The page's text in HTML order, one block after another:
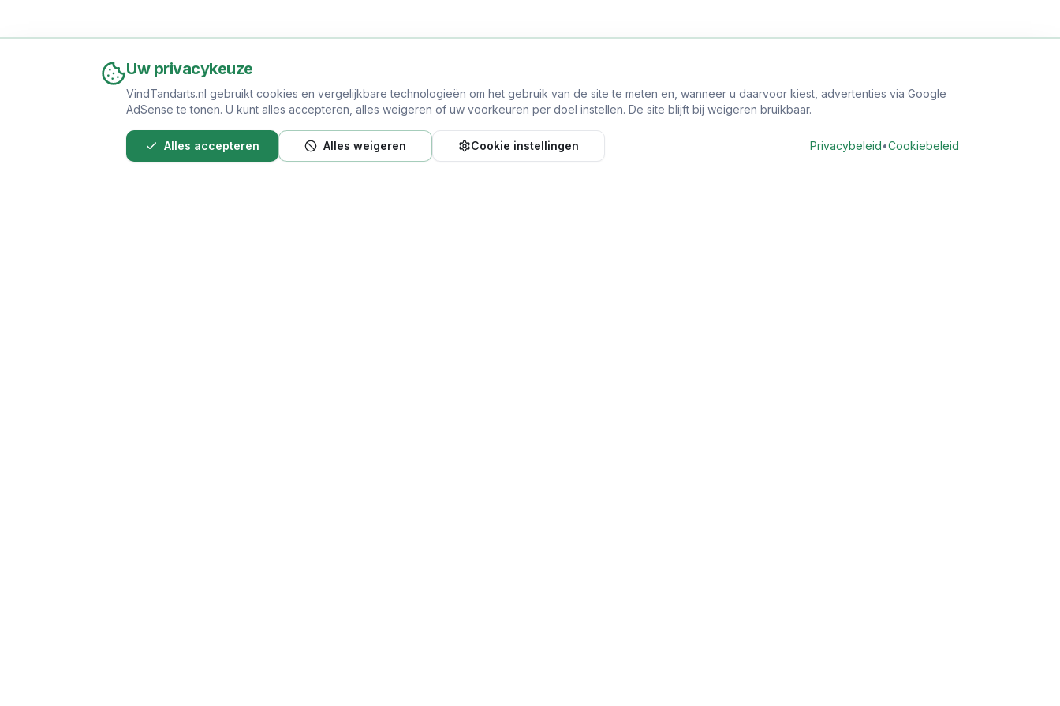
Uw privacykeuze
VindTandarts.nl gebruikt cookies en vergelijkbare technologieën om het gebruik van de site te meten en, wanneer u daarvoor kiest, advertenties via Google
AdSense te tonen. U kunt alles accepteren, alles weigeren of uw voorkeuren per doel instellen. De site blijft bij weigeren bruikbaar.
Alles accepteren Alles weigeren Cookie instellingen Privacybeleid•Cookiebeleid